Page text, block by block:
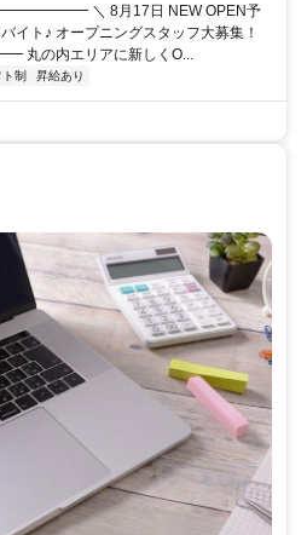
＼ 8月17日 NEW OPEN予
イト♪ オープニングスタッフ大募集！
内エリアに新しくO...
制 昇給あり